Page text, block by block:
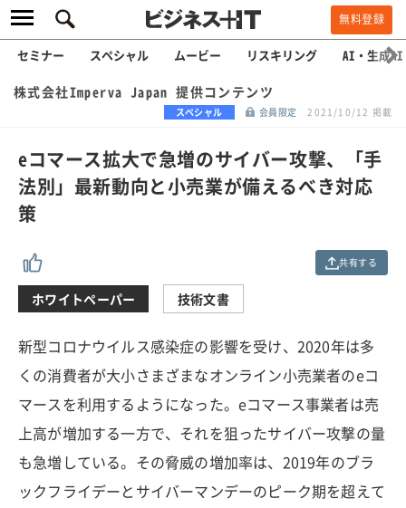
無料登録
セミナー スペシャル ムービー リスキリング AI・生成AI
株式会社Imperva Japan 提供コンテンツ
スペシャル 会員限定 2021/10/12 掲載
eコマース拡大で急増のサイバー攻撃、「手
法別」最新動向と小売業が備えるべき対応
策
共有する
ホワイトペーパー 技術文書
新型コロナウイルス感染症の影響を受け、2020年は多
くの消費者が大小さまざまなオンライン小売業者のeコ
マースを利用するようになった。eコマース事業者は売
上高が増加する一方で、それを狙ったサイバー攻撃の量
も急増している。その脅威の増加率は、2019年のブラ
ックフライデーとサイバーマンデーのピーク期を超えて